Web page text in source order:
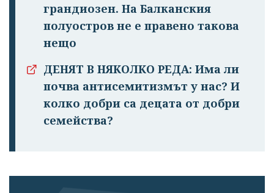
грандиозен. На Балканския
полуостров не е правено такова
нещо
ДЕНЯТ В НЯКОЛКО РЕДА: Има ли
почва антисемитизмът у нас? И
колко добри са децата от добри
семейства?